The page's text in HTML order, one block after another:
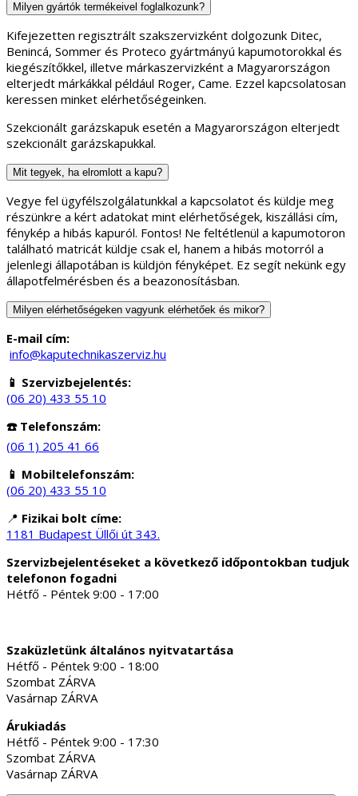
Milyen gyártók termékeivel foglalkozunk?
Kifejezetten regisztrált szakszervizként dolgozunk Ditec,
Benincá, Sommer és Proteco gyártmányú kapumotorokkal és
kiegészítőkkel, illetve márkaszervizként a Magyarországon
elterjedt márkákkal például Roger, Came. Ezzel kapcsolatosan
keressen minket elérhetőségeinken.
Szekcionált garázskapuk esetén a Magyarországon elterjedt
szekcionált garázskapukkal.
Mit tegyek, ha elromlott a kapu?
Vegye fel ügyfélszolgálatunkkal a kapcsolatot és küldje meg
részünkre a kért adatokat mint elérhetőségek, kiszállási cím,
fénykép a hibás kapuról. Fontos! Ne feltétlenül a kapumotoron
található matricát küldje csak el, hanem a hibás motorról a
jelenlegi állapotában is küldjön fényképet. Ez segít nekünk egy
állapotfelmérésben és a beazonosításban.
Milyen elérhetőségeken vagyunk elérhetőek és mikor?
E-mail cím:
info@kaputechnikaszerviz.hu
📱 Szervizbejelentés:
(06 20) 433 55 10
☎️ Telefonszám:
(06 1) 205 41 66
📱 Mobiltelefonszám:
(06 20) 433 55 10
📍 Fizikai bolt címe:
1181 Budapest Üllői út 343.
Szervizbejelentéseket a következő időpontokban tudjuk
telefonon fogadni
Hétfő - Péntek 9:00 - 17:00
Szaküzletünk általános nyitvatartása
Hétfő - Péntek 9:00 - 18:00
Szombat ZÁRVA
Vasárnap ZÁRVA
Árukiadás
Hétfő - Péntek 9:00 - 17:30
Szombat ZÁRVA
Vasárnap ZÁRVA